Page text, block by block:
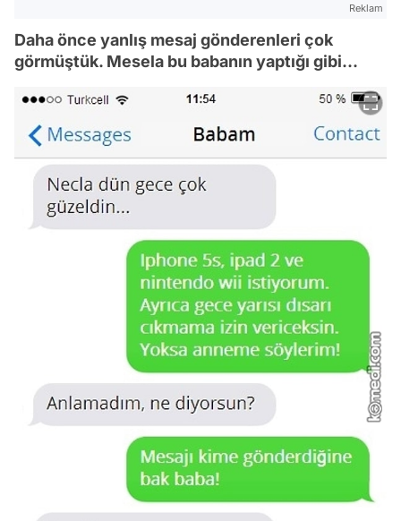
Reklam
Daha önce yanlış mesaj gönderenleri çok
görmüştük. Mesela bu babanın yaptığı gibi...